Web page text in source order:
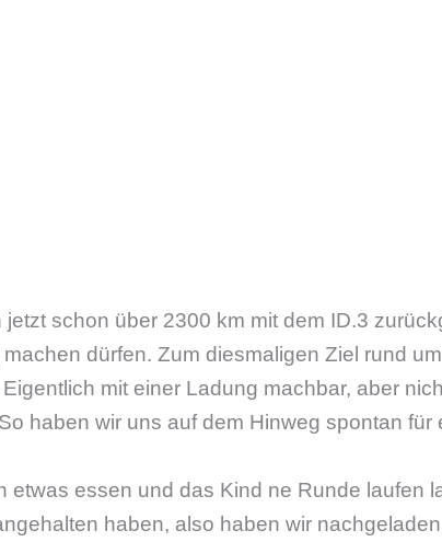
jetzt schon über 2300 km mit dem ID.3
dürfen. Zum diesmaligen Ziel rund
mit einer Ladung machbar, aber
haben wir uns auf dem Hinweg spontan
etwas essen und das Kind ne Runde laufen
haben, also haben wir